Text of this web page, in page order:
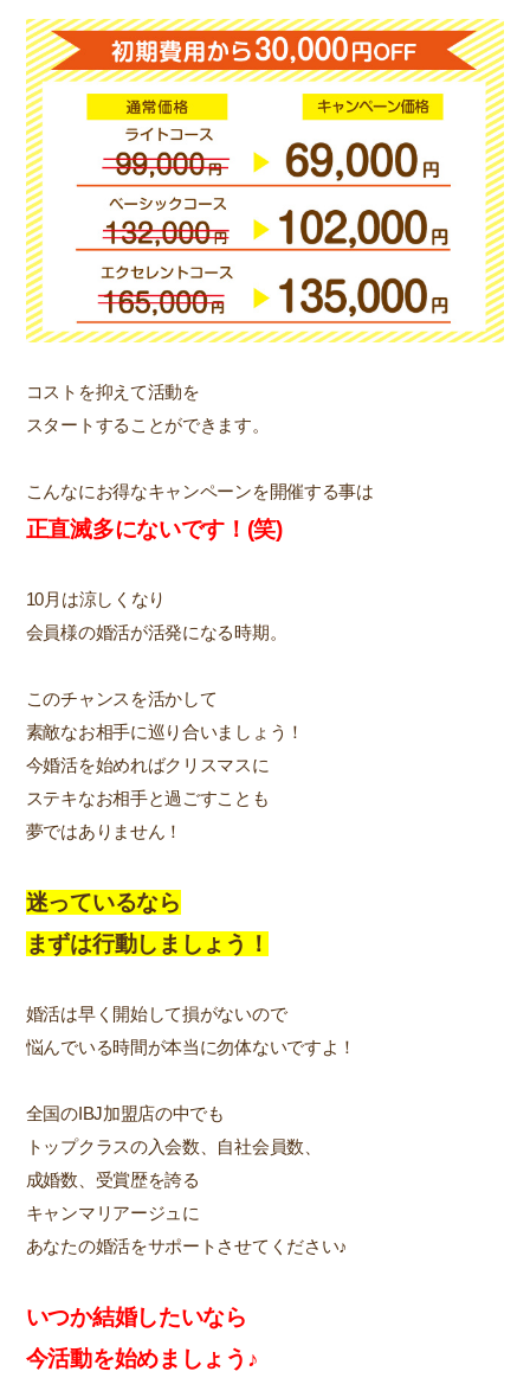
コストを抑えて活動を
スタートすることができます。
こんなにお得なキャンペーンを開催する事は
正直滅多にないです！(笑)
10月は涼しくなり
会員様の婚活が活発になる時期。
このチャンスを活かして
素敵なお相手に巡り合いましょう！
今婚活を始めればクリスマスに
ステキなお相手と過ごすことも
夢ではありません！
迷っているなら
まずは行動しましょう！
婚活は早く開始して損がないので
悩んでいる時間が本当に勿体ないですよ！
全国のIBJ加盟店の中でも
トップクラスの入会数、自社会員数、
成婚数、受賞歴を誇る
キャンマリアージュに
あなたの婚活をサポートさせてください♪
いつか結婚したいなら
今活動を始めましょう♪